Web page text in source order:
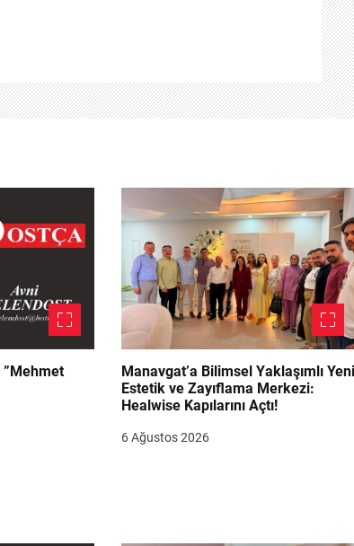
Manavgat’a Bilimsel Yaklaşımlı
Estetik ve Zayıflama Merkezi:
Healwise Kapılarını Açtı!
6 Ağustos 2026